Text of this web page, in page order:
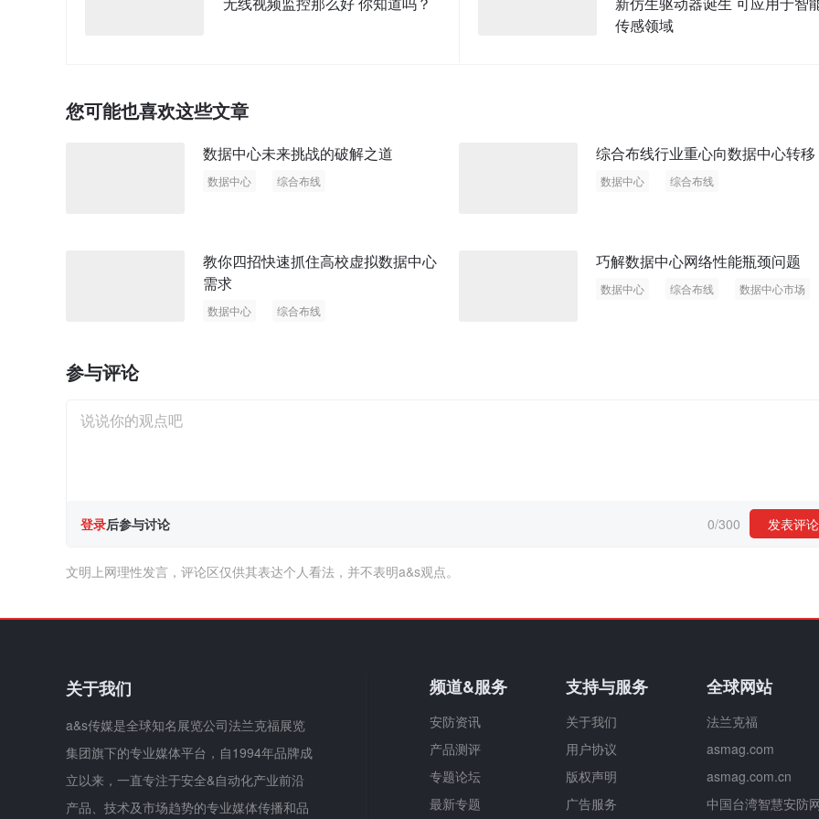
传感领域
您可能也喜欢这些文章
数据中心未来挑战的破解之道
数据中心
综合布线
综合布线行业重心向数据中心转移
数据中心 综合布线
教你四招快速抓住高校虚拟数据中心
需求
数据中心
综合布线
巧解数据中心网络性能瓶颈问题
数据中心 综合布线 数据中心市场
参与评论
登录后参与讨论 0/300 发表评论
文明上网理性发言，评论区仅供其表达个人看法，并不表明a&s观点。
关于我们
a&s传媒是全球知名展览公司法兰克福展览
集团旗下的专业媒体平台，自1994年品牌成
立以来，一直专注于安全&自动化产业前沿
产品、技术及市场趋势的专业媒体传播和品
频道&服务
安防资讯
产品测评
专题论坛
最新专题
支持与服务
关于我们
用户协议
版权声明
广告服务
全球网站
法兰克福
asmag.com
asmag.com.cn
中国台湾智慧安防